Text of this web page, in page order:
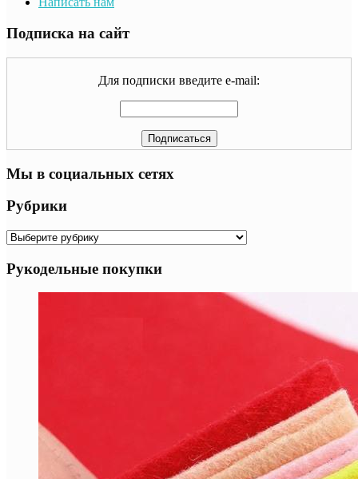
Подписка на сайт
Для подписки введите e-mail:
Мы в социальных сетях
Рубрики
Рубрики
Рукодельные покупки